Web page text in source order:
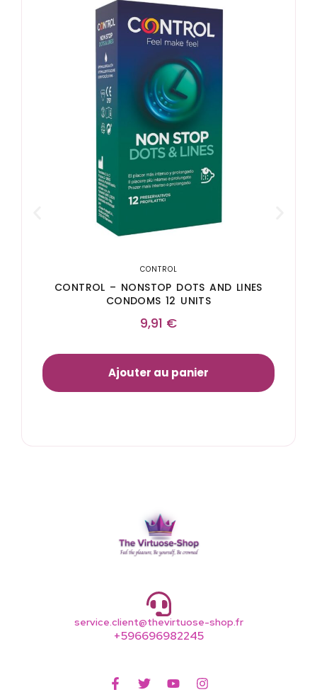
CONTROL
CONTROL – NONSTOP DOTS AND LINES
CONDOMS 12 UNITS
9,91 €
Ajouter au panier
service.client@thevirtuose-shop.fr
+596696982245